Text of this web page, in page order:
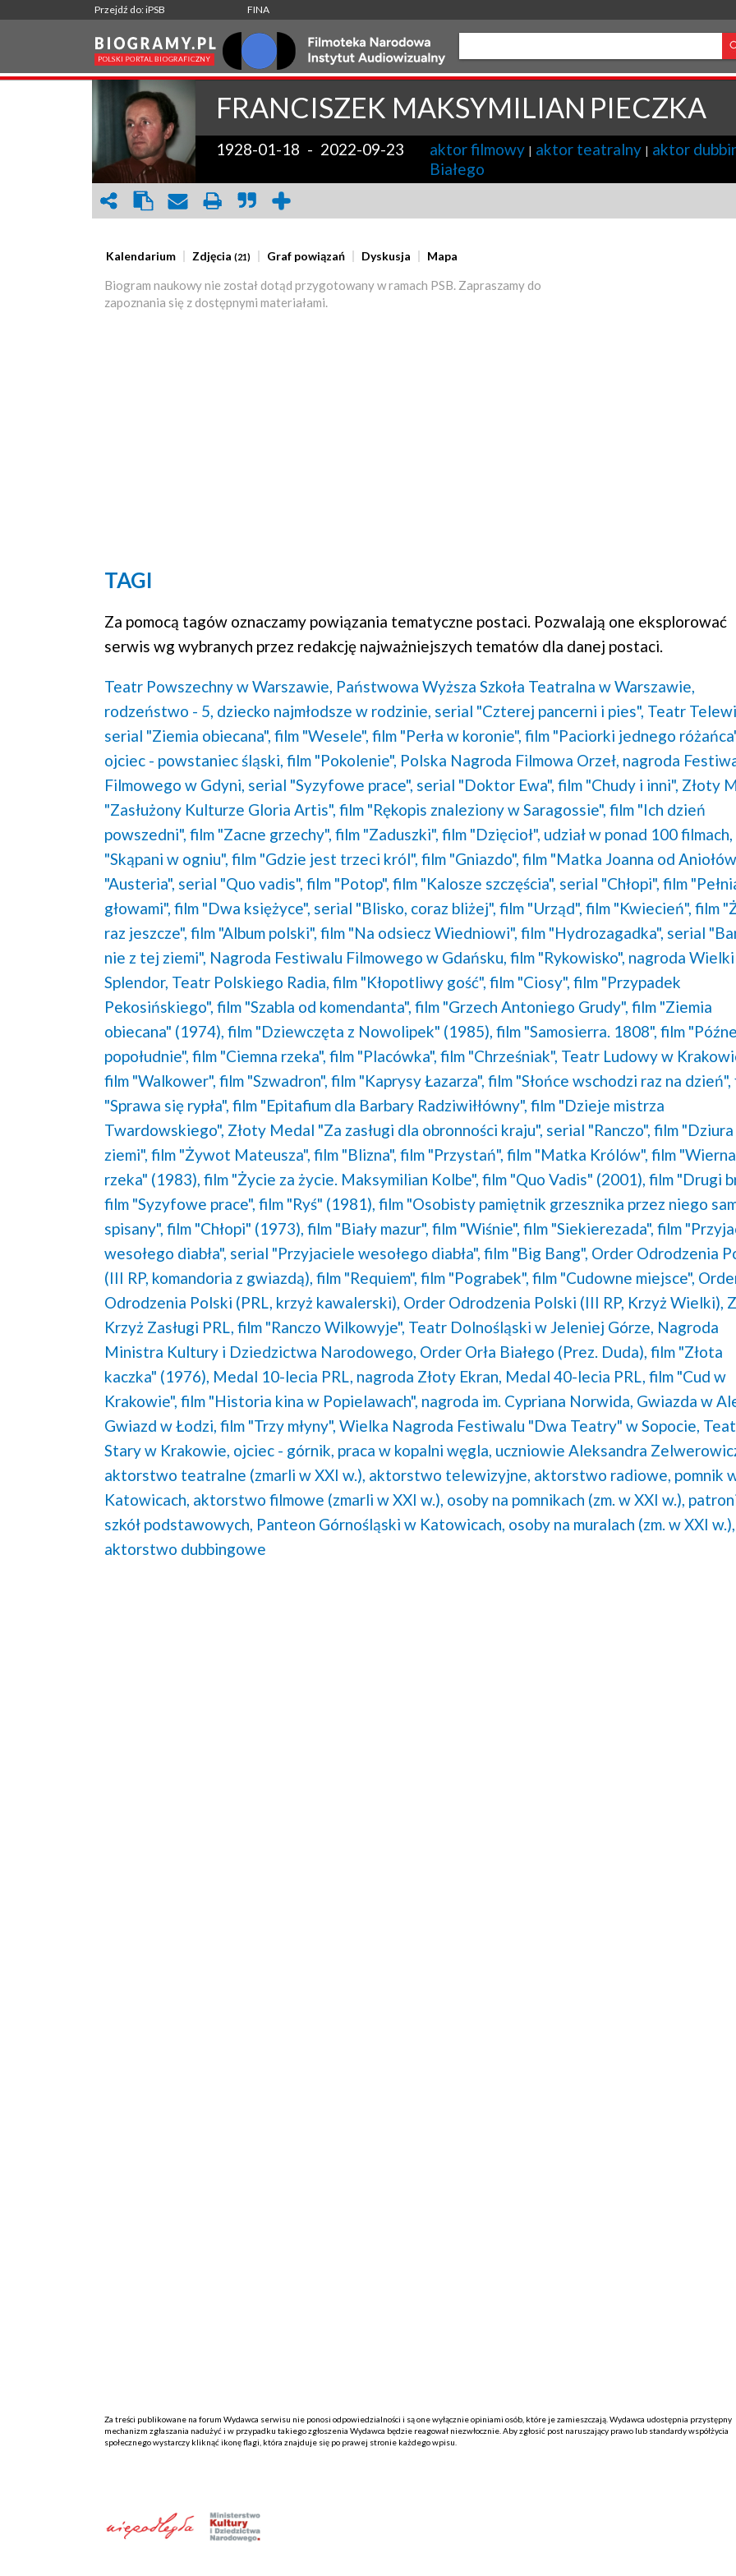
Przejdź do: iPSB FINA
FRANCISZEK MAKSYMILIAN PIECZKA
1928-01-18 - 2022-09-23 aktor filmowy | aktor teatralny | aktor
Białego
Kalendarium Zdjęcia(21) Graf powiązań Dyskusja Mapa
Biogram naukowy nie został dotąd przygotowany w ramach PSB. Zapraszamy do
zapoznania się z dostępnymi materiałami.
TAGI
Za pomocą tagów oznaczamy powiązania tematyczne postaci. Pozwalają one eksplorować
serwis wg wybranych przez redakcję najważniejszych tematów dla danej postaci.
Teatr Powszechny w Warszawie, Państwowa Wyższa Szkoła Teatralna w Warszawie,
rodzeństwo - 5, dziecko najmłodsze w rodzinie, serial "Czterej pancerni i pies", Teatr
serial "Ziemia obiecana", film "Wesele", film "Perła w koronie", film "Paciorki jednego
ojciec - powstaniec śląski, film "Pokolenie", Polska Nagroda Filmowa Orzeł, nagroda
Filmowego w Gdyni, serial "Syzyfowe prace", serial "Doktor Ewa", film "Chudy i inni", Złoty
"Zasłużony Kulturze Gloria Artis", film "Rękopis znaleziony w Saragossie", film "Ich dzień
powszedni", film "Zacne grzechy", film "Zaduszki", film "Dzięcioł", udział w ponad 100 filmach,
"Skąpani w ogniu", film "Gdzie jest trzeci król", film "Gniazdo", film "Matka Joanna od
"Austeria", serial "Quo vadis", film "Potop", film "Kalosze szczęścia", serial "Chłopi", film
głowami", film "Dwa księżyce", serial "Blisko, coraz bliżej", film "Urząd", film "Kwiecień", film
raz jeszcze", film "Album polski", film "Na odsiecz Wiedniowi", film "Hydrozagadka", serial
nie z tej ziemi", Nagroda Festiwalu Filmowego w Gdańsku, film "Rykowisko", nagroda Wielki
Splendor, Teatr Polskiego Radia, film "Kłopotliwy gość", film "Ciosy", film "Przypadek
Pekosińskiego", film "Szabla od komendanta", film "Grzech Antoniego Grudy", film "Ziemia
obiecana" (1974), film "Dziewczęta z Nowolipek" (1985), film "Samosierra. 1808", film
popołudnie", film "Ciemna rzeka", film "Placówka", film "Chrześniak", Teatr Ludowy w
film "Walkower", film "Szwadron", film "Kaprysy Łazarza", film "Słońce wschodzi raz na dzień",
"Sprawa się rypła", film "Epitafium dla Barbary Radziwiłłówny", film "Dzieje mistrza
Twardowskiego", Złoty Medal "Za zasługi dla obronności kraju", serial "Ranczo", film
ziemi", film "Żywot Mateusza", film "Blizna", film "Przystań", film "Matka Królów", film "Wierna
rzeka" (1983), film "Życie za życie. Maksymilian Kolbe", film "Quo Vadis" (2001), film "Drugi
film "Syzyfowe prace", film "Ryś" (1981), film "Osobisty pamiętnik grzesznika przez niego
spisany", film "Chłopi" (1973), film "Biały mazur", film "Wiśnie", film "Siekierezada", film
wesołego diabła", serial "Przyjaciele wesołego diabła", film "Big Bang", Order Odrodzenia
(III RP, komandoria z gwiazdą), film "Requiem", film "Pograbek", film "Cudowne miejsce",
Odrodzenia Polski (PRL, krzyż kawalerski), Order Odrodzenia Polski (III RP, Krzyż Wielki),
Krzyż Zasługi PRL,
film "Ranczo Wilkowyje", Teatr Dolnośląski w Jeleniej Górze, Nagroda
Ministra Kultury i Dziedzictwa Narodowego, Order Orła Białego (Prez. Duda), film "Złota
kaczka" (1976), Medal 10-lecia PRL, nagroda Złoty Ekran, Medal 40-lecia PRL,
film "Cud w
Krakowie", film "Historia kina w Popielawach", nagroda im. Cypriana Norwida, Gwiazda w
Gwiazd w Łodzi, film "Trzy młyny", Wielka Nagroda Festiwalu "Dwa Teatry" w Sopocie,
Stary w Krakowie, ojciec - górnik, praca w kopalni węgla, uczniowie Aleksandra
aktorstwo teatralne (zmarli w XXI w.), aktorstwo telewizyjne, aktorstwo radiowe, pomnik
Katowicach, aktorstwo filmowe (zmarli w XXI w.), osoby na pomnikach (zm. w XXI w.),
szkół podstawowych, Panteon Górnośląski w Katowicach, osoby na muralach (zm. w XXI w.),
aktorstwo dubbingowe
Za treści publikowane na forum Wydawca serwisu nie ponosi odpowiedzialności i są one wyłącznie opiniami osób, które je zamieszczają. Wydawca udostępnia przystępny
mechanizm zgłaszania nadużyć i w przypadku takiego zgłoszenia Wydawca będzie reagował niezwłocznie. Aby zgłosić post naruszający prawo lub standardy współżycia
społecznego wystarczy kliknąć ikonę flagi, która znajduje się po prawej stronie każdego wpisu.